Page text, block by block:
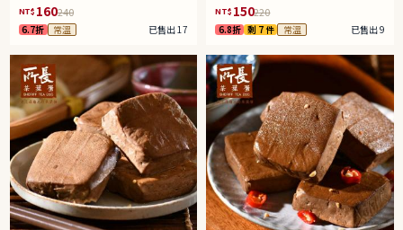
NT$ 160240
6.7折 常溫 已售出 17
NT$ 150220
6.8折 剩 7 件 常溫 已售出 9